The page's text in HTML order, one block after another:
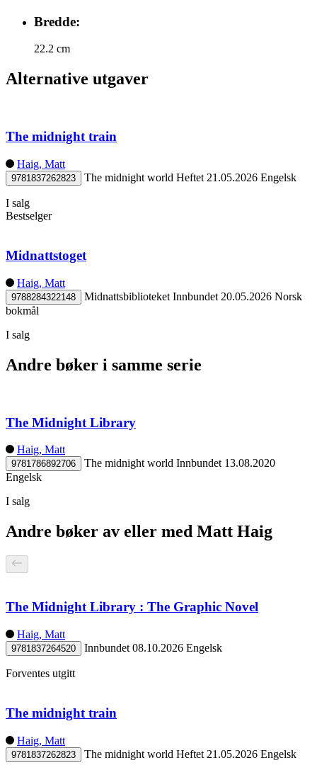
Bredde:
22.2 cm
Alternative utgaver
The midnight train
Haig, Matt
9781837262823 The midnight world Heftet 21.05.2026 Engelsk
I salg
Bestselger
Midnattstoget
Haig, Matt
9788284322148 Midnattsbiblioteket Innbundet 20.05.2026 Norsk
bokmål
I salg
Andre bøker i samme serie
The Midnight Library
Haig, Matt
9781786892706 The midnight world Innbundet 13.08.2020
Engelsk
I salg
Andre bøker av eller med Matt Haig
The Midnight Library : The Graphic Novel
Haig, Matt
9781837264520 Innbundet 08.10.2026 Engelsk
Forventes utgitt
The midnight train
Haig, Matt
9781837262823 The midnight world Heftet 21.05.2026 Engelsk